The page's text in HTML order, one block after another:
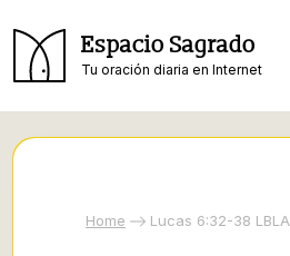
Espacio Sagrado
Tu oración diaria en Internet
Home Lucas 6:32-38 LBLA